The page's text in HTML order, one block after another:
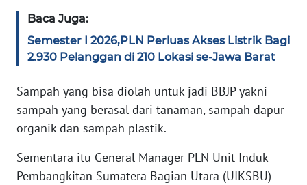
Baca Juga:
Semester I 2026,PLN Perluas Akses Listrik Bagi
2.930 Pelanggan di 210 Lokasi se-Jawa Barat
Sampah yang bisa diolah untuk jadi BBJP yakni
sampah yang berasal dari tanaman, sampah dapur
organik dan sampah plastik.
Sementara itu General Manager PLN Unit Induk
Pembangkitan Sumatera Bagian Utara (UIKSBU)
JAMBI
WN
WN
NTB
WN
SULTENG